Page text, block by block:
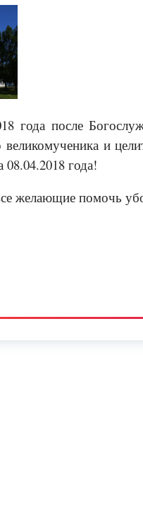
года после
великомученика и
года!
желающие помочь